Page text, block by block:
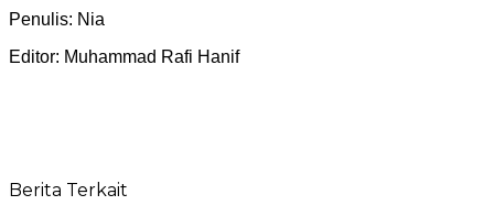
Penulis: Nia
Editor: Muhammad Rafi Hanif
Berita Terkait